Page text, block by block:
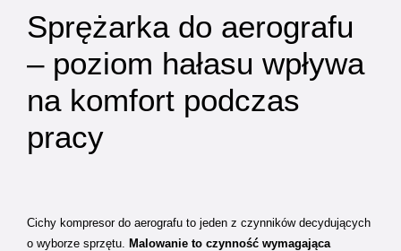
Sprężarka do aerografu
– poziom hałasu wpływa
na komfort podczas
pracy
Cichy kompresor do aerografu to jeden z czynników decydujących
o wyborze sprzętu. Malowanie to czynność wymagająca